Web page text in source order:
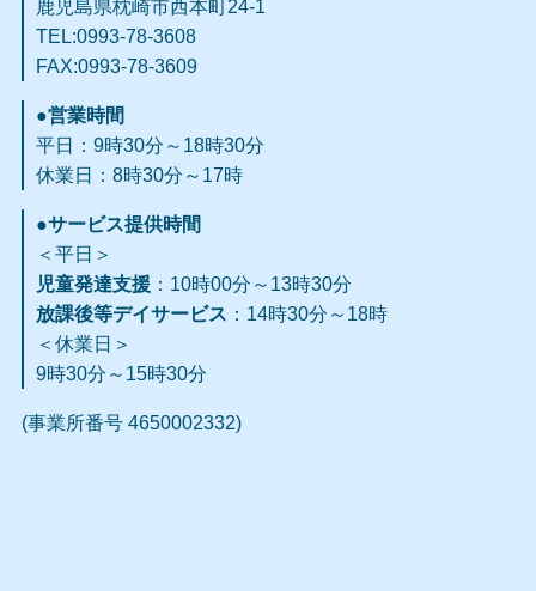
鹿児島県枕崎市西本町24-1
TEL:0993-78-3608
FAX:0993-78-3609​
●営業時間
平日：9時30分～18時30分
休業日：8時30分～17時
●サービス提供時間
＜平日＞
児童発達支援：10時00分～13時30分
放課後等デイサービス ：14時30分～18時
＜休業日＞
9時30分～15時30分
(事業所番号 4650002332)